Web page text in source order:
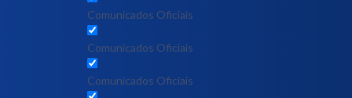
Comunicados Oficiais
Comunicados Oficiais
Comunicados Oficiais